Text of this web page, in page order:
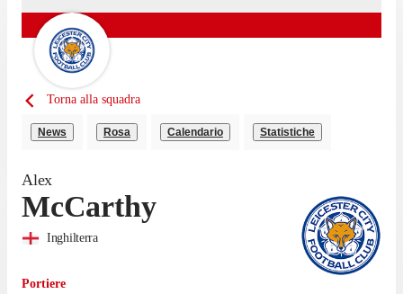
Torna alla squadra
News Rosa Calendario Statistiche
Alex
McCarthy
Inghilterra
Portiere